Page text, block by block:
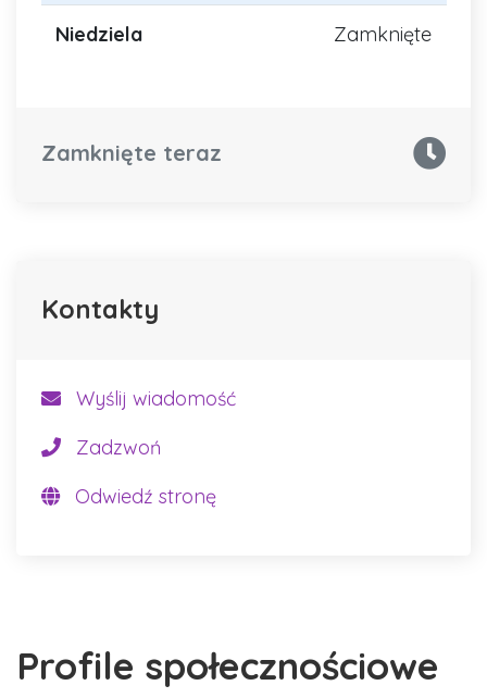
Profile społecznościowe
Niedziela Zamknięte
Zamknięte teraz
Kontakty
Wyślij wiadomość
Zadzwoń
Odwiedź stronę